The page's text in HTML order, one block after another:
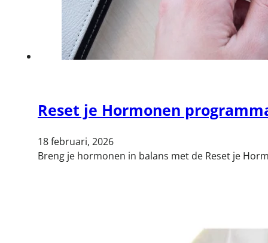
Reset je Hormonen
18 februari, 2026
Breng je hormonen in balans met de Reset je